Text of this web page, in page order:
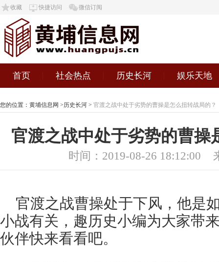
收藏 快捷访问 微信订阅
首页 社会热点 历史长河 娱乐天地
您的位置： 黄埔信息网 >历史长河 > 官渡之战中处于劣势的曹操是怎么扭转战局的？
官渡之战中处于劣势的曹操
时间：2019-08-26 18:12:00
官渡之战曹操处于下风，他是
小战有关，趣历史小编为大家带
伙伴快来看看吧。